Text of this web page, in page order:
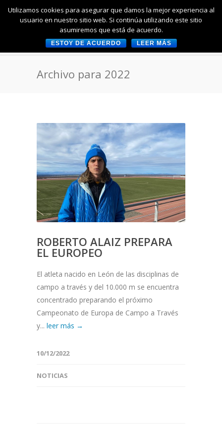
Archivo para 2022
ROBERTO ALAIZ PREPARA
EL EUROPEO
El atleta nacido en León de las disciplinas de
campo a través y del 10.000 m se encuentra
concentrado preparando el próximo
Campeonato de Europa de Campo a Través
y... leer más →
10/12/2022
NOTICIAS
Utilizamos cookies para asegurar que damos la mejor experiencia al
usuario en nuestro sitio web. Si continúa utilizando este sitio
asumiremos que está de acuerdo.
ESTOY DE ACUERDO LEER MÁS